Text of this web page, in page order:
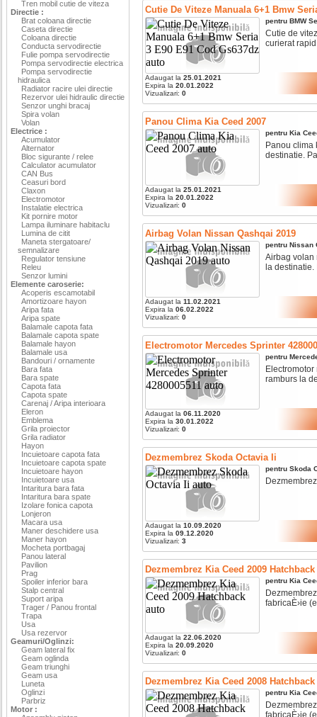
Tren mobil cutie de viteza
Directie :
Brat coloana directie
Caseta directie
Coloana directie
Conducta servodirectie
Fulie pompa servodirectie
Pompa servodirectie electrica
Pompa servodirectie
hidraulica
Radiator racire ulei directie
Rezervor ulei hidraulic directie
Senzor unghi bracaj
Spira volan
Volan
Electrice :
Acumulator
Alternator
Bloc sigurante / relee
Calculator acumulator
CAN Bus
Ceasuri bord
Claxon
Electromotor
Instalatie electrica
Kit pornire motor
Lampa iluminare habitaclu
Lumina de citit
Maneta stergatoare/
semnalizare
Regulator tensiune
Releu
Senzor lumini
Elemente caroserie:
Acoperis escamotabil
Amortizoare hayon
Aripa fata
Aripa spate
Balamale capota fata
Balamale capota spate
Balamale hayon
Balamale usa
Bandouri / ornamente
Bara fata
Bara spate
Capota fata
Capota spate
Carenaj / Aripa interioara
Eleron
Emblema
Grila proiector
Grila radiator
Hayon
Incuietoare capota fata
Incuietoare capota spate
Incuietoare hayon
Incuietoare usa
Intaritura bara fata
Intaritura bara spate
Izolare fonica capota
Lonjeron
Macara usa
Maner deschidere usa
Maner hayon
Mocheta portbagaj
Panou lateral
Pavilion
Prag
Spoiler inferior bara
Stalp central
Suport aripa
Trager / Panou frontal
Trapa
Usa
Usa rezervor
Geamuri/Oglinzi:
Geam lateral fix
Geam oglinda
Geam triunghi
Geam usa
Luneta
Oglinzi
Parbriz
Motor :
Cutie De Viteze Manuala 6+1 Bmw
Adaugat la 25.01.2021
Expira la 20.01.2022
Vizualizari: 0
pentru BMW
Cutie de
curierat
Panou Clima Kia Ceed 2007
Adaugat la 25.01.2021
Expira la 20.01.2022
Vizualizari: 0
pentru Kia
Panou clima
destinatie.
Airbag Volan Nissan Qashqai 2019
Adaugat la 11.02.2021
Expira la 06.02.2022
Vizualizari: 0
pentru Nissan
Airbag volan
la destinatie.
Electromotor Mercedes Sprinter
Adaugat la 06.11.2020
Expira la 30.01.2022
Vizualizari: 0
pentru
ramburs la
Dezmembrez Skoda Octavia Ii
Adaugat la 10.09.2020
Expira la 09.12.2020
Vizualizari: 3
pentru Skoda
Dezmembrez Kia Ceed 2009 Hatchback
Adaugat la 22.06.2020
Expira la 20.09.2020
Vizualizari: 0
pentru Kia
fabricaÈ›ie
Dezmembrez Kia Ceed 2008 Hatchback
pentru Kia
fabricaÈ›ie